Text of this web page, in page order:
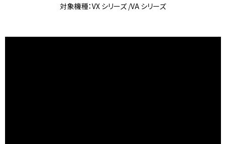
対象機種：VX シリーズ /VA シリーズ